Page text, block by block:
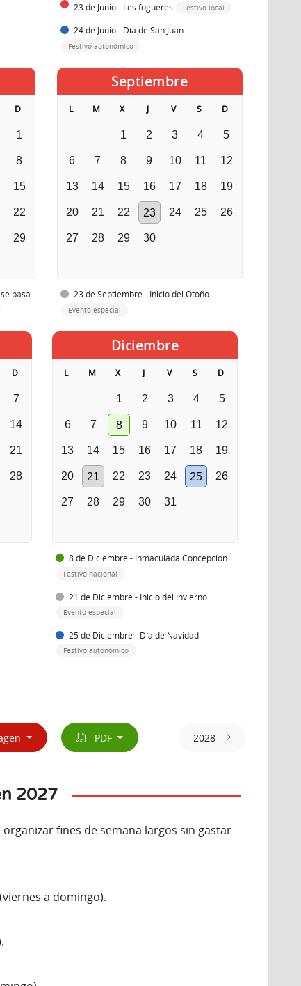
23 de Junio - Les fogueres Festivo local
24 de Junio - Día de San Juan
Festivo autonómico
D
1
8
15
22
29
pasa
Septiembre
L M X J V S D
1 2 3 4 5
6 7 8 9 10 11 12
13 14 15 16 17 18 19
20 21 22 23 24 25 26
27 28 29 30
23 de Septiembre - Inicio del Otoño
Evento especial
D
7
14
21
28
Diciembre
L M X J V S D
1 2 3 4 5
6 7 8 9 10 11 12
13 14 15 16 17 18 19
20 21 22 23 24 25 26
27 28 29 30 31
8 de Diciembre - Inmaculada Concepción
Festivo nacional
21 de Diciembre - Inicio del Invierno
Evento especial
25 de Diciembre - Día de Navidad
Festivo autonómico
PDF 2028
2027
fines de semana largos sin gastar
a domingo).